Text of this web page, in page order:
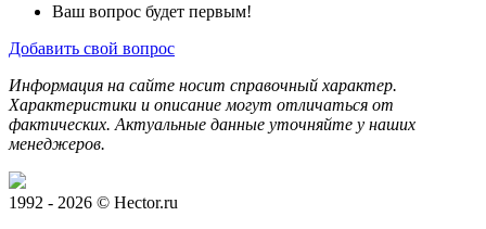
Ваш вопрос будет первым!
Добавить свой вопрос
Информация на сайте носит справочный характер.
Характеристики и описание могут отличаться от
фактических. Актуальные данные уточняйте у наших
менеджеров.
1992 - 2026 © Hector.ru